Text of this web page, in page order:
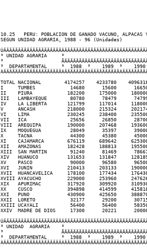
10.25   PERU: POBLACION DE GANADO VACUNO, ALPACAS
SEGUN UNIDAD AGRARIA, 1988 - 96 (Unidades)
³ UNIDAD AGRARIA     ³
³
³  DEPARTAMENTAL     ³  1988  ³    1989  ³
TOTAL NACIONAL        4174257    4233780
I     TUMBES            14680      15600
II    PIURA            182200     175000
III   LAMBAYEQUE        80780      78479
IV    LA LIBERTA       121799     117014
V     ANCASH           218000     215324
VI    LIMA             230245     238400
VII   ICA               25656      26850
VIII  AREQUIPA         190000     207468
IX    MOQUEGUA          28049      35397
X     TACNA             44300      45380
XI    CAJAMARCA        676119     689642
XII   AMAZONAS         182428     188813
XIII  SAN MARTIN        91240      81469
XIV   HUANUCO          131653     131847
XV    PASCO             90000      96580
XVI   JUNIN            210413     203133
XVII  HUANCAVELICA     178100     177434
XVIII AYACUCHO         229000     253960
XIX   APURIMAC         317920     309920
XX    CUSCO            394898     414599
XXI   PUNO             430900     425650
XXII  LORETO            32177      29200
XXIII UCAYALI           56400      56400
XXIV  MADRE DE DIOS     17300      20221
³ UNIDAD  AGRARIA    ³
³
³  DEPARTAMENTAL     ³  1988  ³    1989  ³